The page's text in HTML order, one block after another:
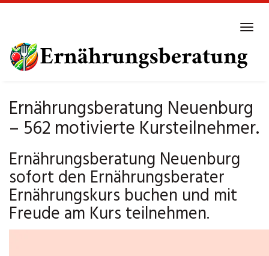
main
content
Ernährungsberatung Neuenburg
– 562 motivierte Kursteilnehmer.
Ernährungsberatung Neuenburg
sofort den Ernährungsberater
Ernährungskurs buchen und mit
Freude am Kurs teilnehmen.